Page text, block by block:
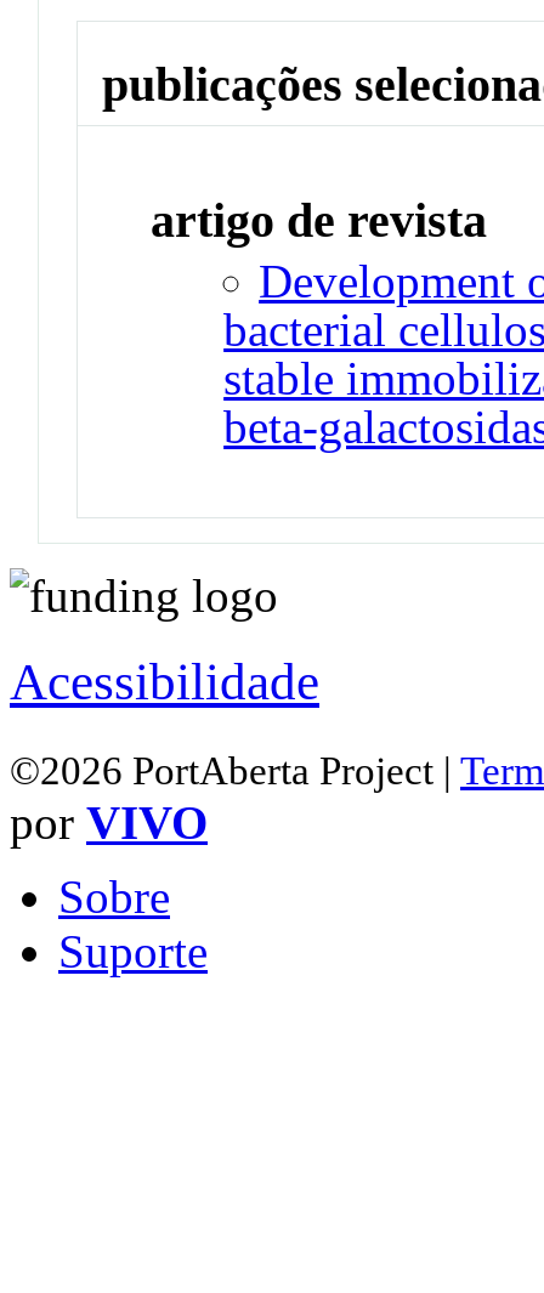
publicações
artigo de revista
Development
bacterial
stable
beta-
Acessibilidade
©2026 PortAberta Project |
por VIVO
Sobre
Suporte